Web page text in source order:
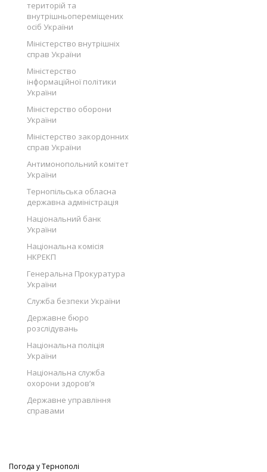
територій та
внутрішньопереміщених
осіб України
Міністерство внутрішніх
справ України
Міністерство
інформаційної політики
України
Міністерство оборони
України
Міністерство закордонних
справ України
Антимонопольний комітет
України
Тернопільська обласна
державна адміністрація
Національний банк
України
Національна комісія
НКРЕКП
Генеральна Прокуратура
України
Служба безпеки України
Державне бюро
розслідувань
Національна поліція
України
Національна служба
охорони здоров’я
Державне управління
справами
Погода уТернополі